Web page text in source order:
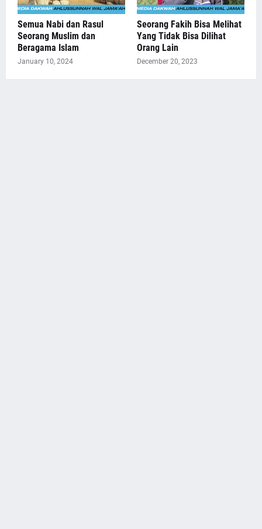
Semua Nabi dan Rasul
Seorang Muslim dan
Beragama Islam
January 10, 2024
Seorang Fakih Bisa Melihat
Yang Tidak Bisa Dilihat
Orang Lain
December 20, 2023